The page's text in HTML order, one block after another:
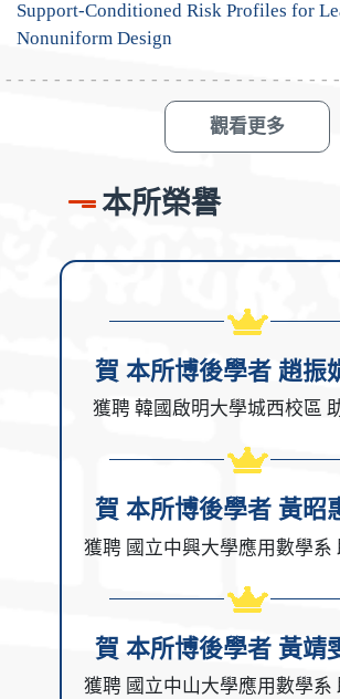
Support-Conditioned Risk Profiles for
Nonuniform Design
觀看更多
本所榮譽
賀 本所博後學者 趙振
獲聘 韓國啟明大學城西校區
賀 本所博後學者 黃昭
獲聘 國立中興大學應用數學系
賀 本所博後學者 黃靖
獲聘 國立中山大學應用數學系